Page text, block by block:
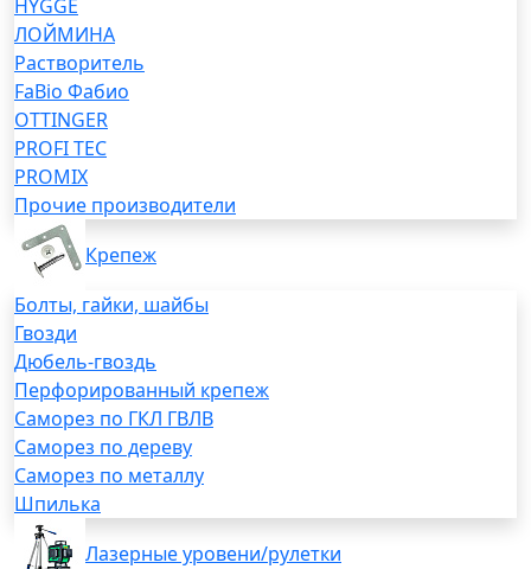
HYGGE
ЛОЙМИНА
Растворитель
FaBio Фабио
OTTINGER
PROFI TEC
PROMIX
Прочие производители
Крепеж
Болты, гайки, шайбы
Гвозди
Дюбель-гвоздь
Перфорированный крепеж
Саморез по ГКЛ ГВЛВ
Саморез по дереву
Саморез по металлу
Шпилька
Лазерные уровени/рулетки